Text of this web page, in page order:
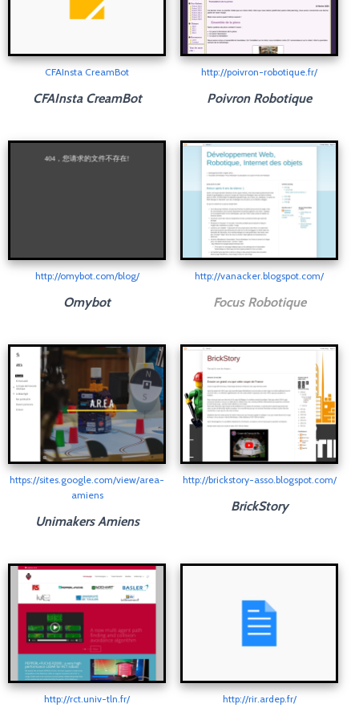
CFAInsta CreamBot
CFAInsta CreamBot
http://poivron-robotique.fr/
Poivron Robotique
http://omybot.com/blog/
Omybot
http://vanacker.blogspot.com/
Focus Robotique
https://sites.google.com/view/area-
amiens
Unimakers Amiens
http://brickstory-asso.blogspot.com/
BrickStory
http://rct.univ-tln.fr/ http://rir.ardep.fr/